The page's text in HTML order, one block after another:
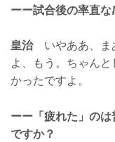
ーー試合後の率直な
皇治いやああ、ま
よ、もう。ちゃん
かったですよ。
ーー「疲れた」の
ですか？